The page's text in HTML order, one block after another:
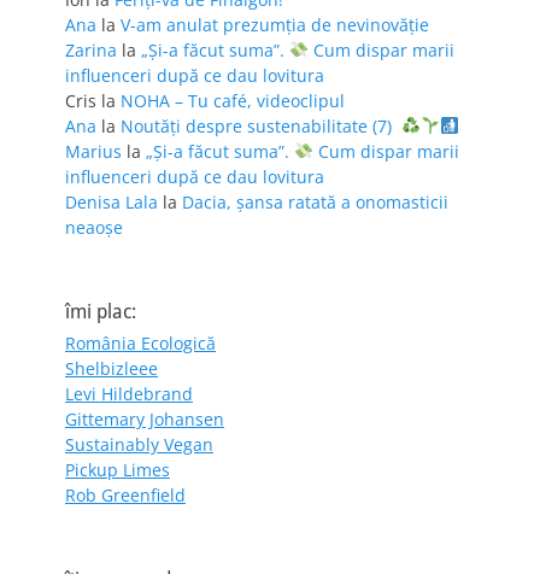
Ana la V-am anulat prezumția de nevinovăție
Zarina la „Și-a făcut suma”.
Cum dispar marii
influenceri după ce dau lovitura
Cris la NOHA – Tu café, videoclipul
Ana la Noutăți despre sustenabilitate (7)
Marius la „Și-a făcut suma”.
Cum dispar marii
influenceri după ce dau lovitura
Denisa Lala la Dacia, șansa ratată a onomasticii
neaoșe
îmi plac:
România Ecologică
Shelbizleee
Levi Hildebrand
Gittemary Johansen
Sustainably Vegan
Pickup Limes
Rob Greenfield